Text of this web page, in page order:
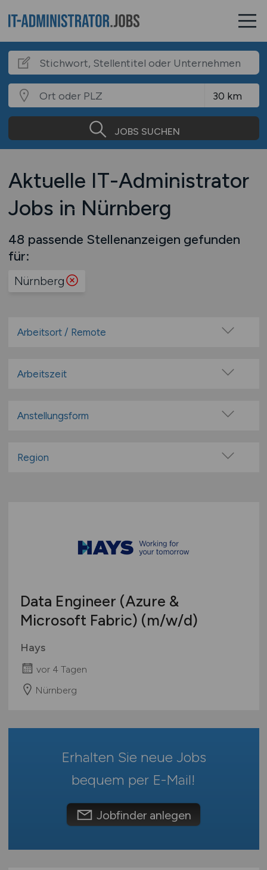
JOBS SUCHEN
Aktuelle IT-Administrator
Jobs in Nürnberg
48 passende Stellenanzeigen gefunden
für:
Nürnberg
Arbeitsort / Remote
Home-Office möglich / Hybrid
Remote aus dem Ausland möglich
Arbeitszeit
Teilzeit
Anstellungsform
befristete Anstellung
geringfügige Beschäftigung / Minijob
Studentenjobs / Werkstudenten
Ausbildung / Studium
Praktikum
Region
Mecklenburg-Vorpommern
Niedersachsen
Rheinland-Pfalz
Saarland
Sachsen
Deutschlandweit
Österreich
International
Data Engineer (Azure &
Microsoft Fabric) (m/w/d)
Hays
vor 4 Tagen
Nürnberg
Erhalten Sie neue Jobs
bequem per E-Mail!
Jobfinder anlegen